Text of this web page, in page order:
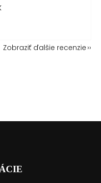
je 5 z 5 hviezdičiek.
Zobraziť ďalšie recenzie